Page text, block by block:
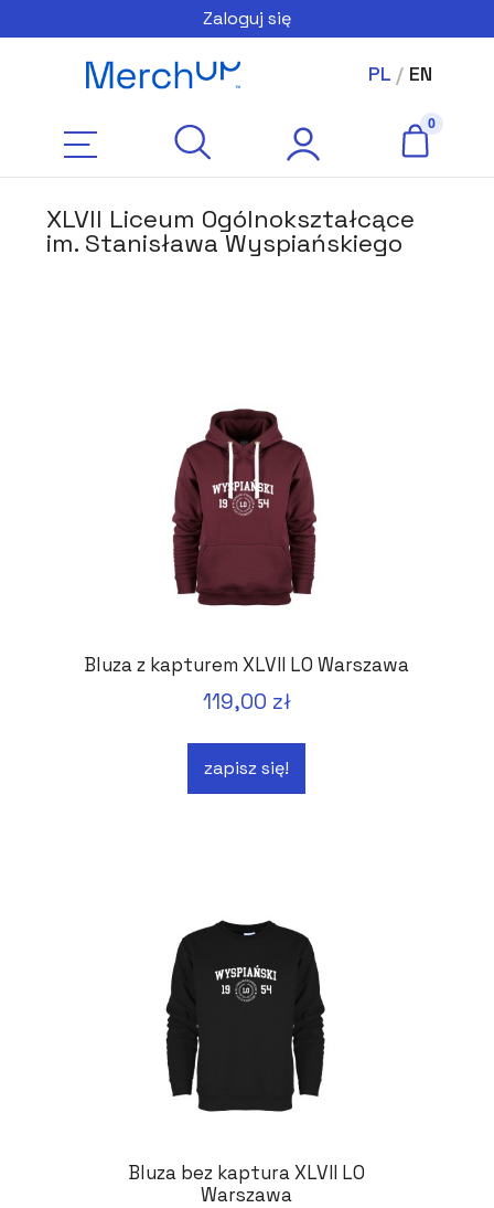
Zaloguj się
PL/ EN
XLVII Liceum Ogólnokształcące
im. Stanisława Wyspiańskiego
Bluza z kapturem XLVII LO Warszawa
119,00 zł
zapisz się!
Bluza bez kaptura XLVII LO
Warszawa